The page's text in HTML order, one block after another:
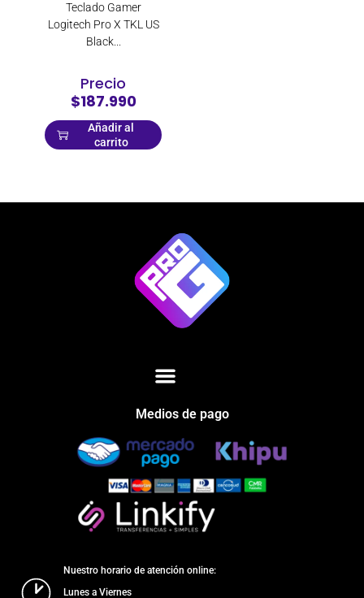
Teclado Gamer
Logitech Pro X TKL US
Black...
Precio
$187.990
Añadir al
carrito
Medios de pago
Nuestro horario de atención online:
Lunes a Viernes